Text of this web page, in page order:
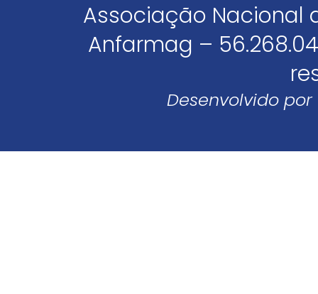
Associação Nacional
Anfarmag –
Desenvolvido por